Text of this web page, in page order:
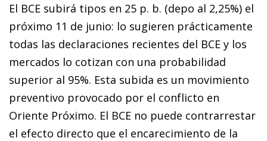
El BCE subirá tipos en 25 p. b. (depo al 2,25%) el
próximo 11 de junio: lo sugieren prácticamente
todas las declaraciones recientes del BCE y los
mercados lo cotizan con una probabilidad
superior al 95%. Esta subida es un movimiento
preventivo provocado por el conflicto en
Oriente Próximo. El BCE no puede contrarrestar
el efecto directo que el encarecimiento de la